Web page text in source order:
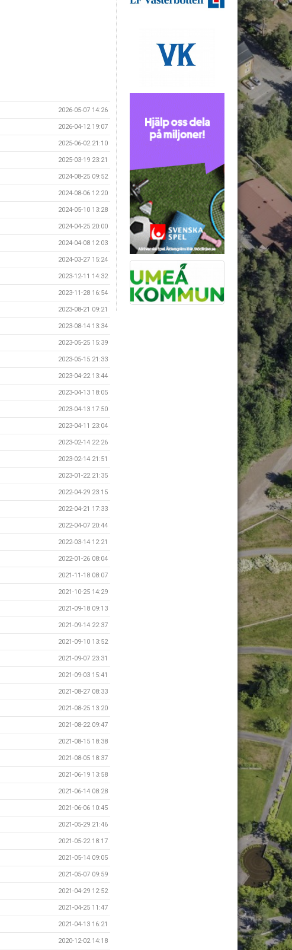
2026-05-07 14:26
2026-04-12 19:07
2025-06-02 21:10
2025-03-19 23:21
2024-08-25 09:52
2024-08-06 12:20
2024-05-10 13:28
2024-04-25 20:00
2024-04-08 12:03
2024-03-27 15:24
2023-12-11 14:32
2023-11-28 16:54
2023-08-21 09:21
2023-08-14 13:34
2023-05-25 15:39
2023-05-15 21:33
2023-04-22 13:44
2023-04-13 18:05
2023-04-13 17:50
2023-04-11 23:04
2023-02-14 22:26
2023-02-14 21:51
2023-01-22 21:35
2022-04-29 23:15
2022-04-21 17:33
2022-04-07 20:44
2022-03-14 12:21
2022-01-26 08:04
2021-11-18 08:07
2021-10-25 14:29
2021-09-18 09:13
2021-09-14 22:37
2021-09-10 13:52
2021-09-07 23:31
2021-09-03 15:41
2021-08-27 08:33
2021-08-25 13:20
2021-08-22 09:47
2021-08-15 18:38
2021-08-05 18:37
2021-06-19 13:58
2021-06-14 08:28
2021-06-06 10:45
2021-05-29 21:46
2021-05-22 18:17
2021-05-14 09:05
2021-05-07 09:59
2021-04-29 12:52
2021-04-25 11:47
2021-04-13 16:21
2020-12-02 14:18